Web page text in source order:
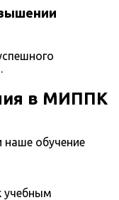
в МИППК
наше обучение
учебным